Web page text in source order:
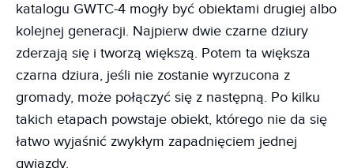
katalogu GWTC-4 mogły być obiektami drugiej albo
kolejnej generacji. Najpierw dwie czarne dziury
zderzają się i tworzą większą. Potem ta większa
czarna dziura, jeśli nie zostanie wyrzucona z
gromady, może połączyć się z następną. Po kilku
takich etapach powstaje obiekt, którego nie da się
łatwo wyjaśnić zwykłym zapadnięciem jednej
gwiazdy.